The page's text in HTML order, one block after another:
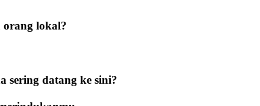
orang lokal?
sering datang ke sini?